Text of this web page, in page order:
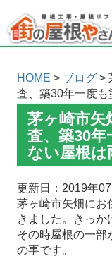
HOME > ブログ>
査、築30年一度も
茅ヶ崎市矢
査、築30
ない屋根は
更新日：2019年07
茅ヶ崎市矢畑にお
きました。きっか
その時屋根の一部
の事です。